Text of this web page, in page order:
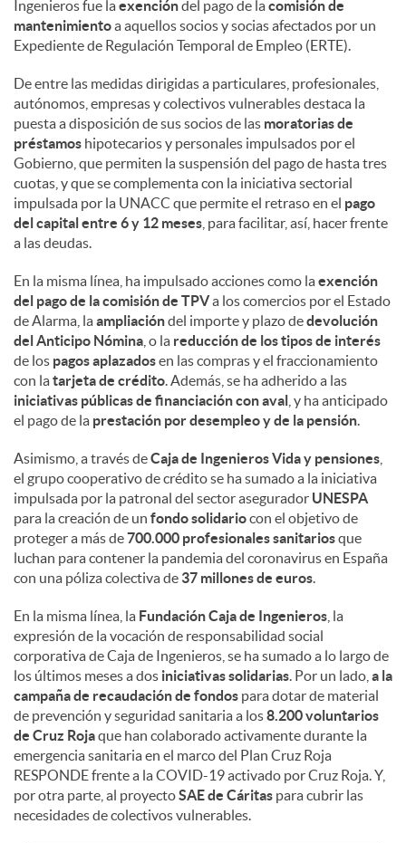
Ingenieros fue laexencióndel pago de lacomisión de
mantenimientoa aquellos socios y socias afectados por un
Expediente de Regulación Temporal de Empleo (ERTE).
De entre las medidas dirigidas a particulares, profesionales,
autónomos, empresas y colectivos vulnerables destaca la
puesta a disposición de sus socios de las moratorias de
préstamos hipotecarios y personales impulsados por el
Gobierno, que permiten la suspensión del pago de hasta tres
cuotas, y que se complementa con la iniciativa sectorial
impulsada por la UNACC que permite el retraso en el pago
del capital entre 6 y 12 meses , para facilitar, así, hacer frente
a las deudas.
En la misma línea, ha impulsado acciones como laexención
del pago de la comisión de TPVa los comercios por el Estado
de Alarma, laampliacióndel importe y plazo dedevolución
del Anticipo Nómina , o la reducción de los tipos de interés
de los pagos aplazadosen las compras y el fraccionamiento
con latarjeta de crédito. Además, se ha adherido a las
iniciativas públicas de financiación con aval , y ha anticipado
el pago de la prestación por desempleo y de la pensión.
Asimismo, a través deCaja de Ingenieros Vida y pensiones
el grupo cooperativo de crédito se ha sumado a la iniciativa
impulsada por la patronal del sector asegurador UNESPA
para la creación de un fondo solidariocon el objetivo de
proteger a más de700.000 profesionales sanitariosque
luchan para contener la pandemia del coronavirus en España
con una póliza colectiva de 37 millones de euros.
En la misma línea, la Fundación Caja de Ingenieros , la
expresión de la vocación de responsabilidad social
corporativa de Caja de Ingenieros, se ha sumado a lo largo de
los últimos meses a dos iniciativas solidarias. Por un lado, a la
campaña de recaudación de fondos para dotar de material
de prevención y seguridad sanitaria a los8.200 voluntarios
de Cruz Rojaque han colaborado activamente durante la
emergencia sanitaria en el marco del Plan Cruz Roja
RESPONDE frente a la COVID-19 activado por Cruz Roja. Y,
por otra parte, al proyectoSAE de Cáritas para cubrir las
necesidades de colectivos vulnerables.